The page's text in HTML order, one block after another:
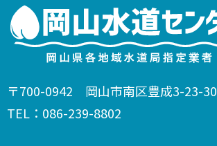
〒700-0942 岡山市南区豊成3-23-30
TEL：086-239-8802